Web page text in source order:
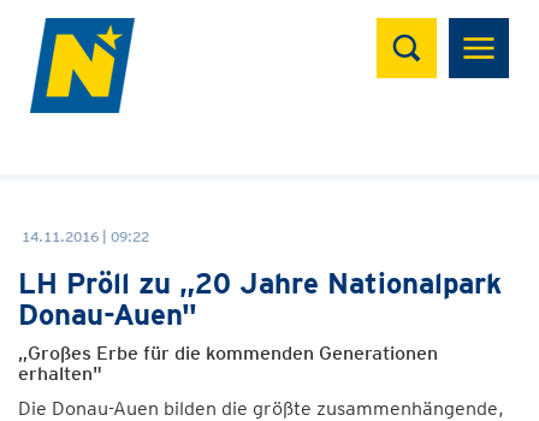
Suchen
14.11.2016 | 09:22
LH Pröll zu „20 Jahre Nationalpark
Donau-Auen"
„Großes Erbe für die kommenden Generationen
erhalten"
Die Donau-Auen bilden die größte zusammenhängende,